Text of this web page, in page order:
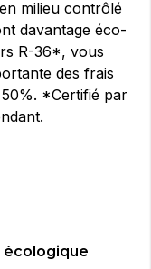
milieu contrôlé
davantage éco-
R-36*, vous
des frais
50%. *Certifié par
écologique